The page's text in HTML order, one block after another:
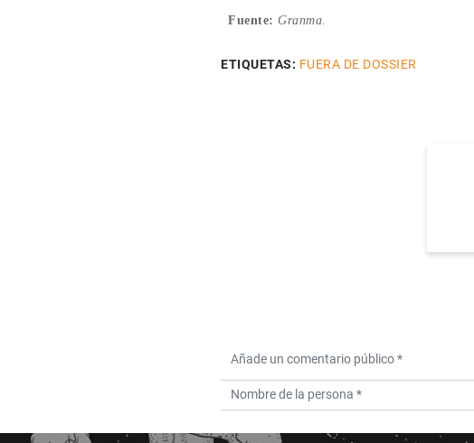
Fuente: Granma.
ETIQUETAS: FUERA DE DOSSIER